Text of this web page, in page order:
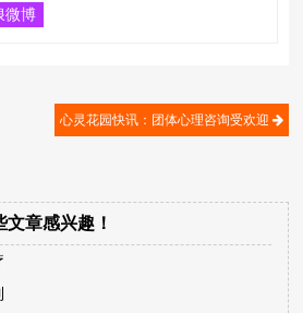
微博
心灵花园快讯：团体心理咨询受欢迎
章感兴趣！